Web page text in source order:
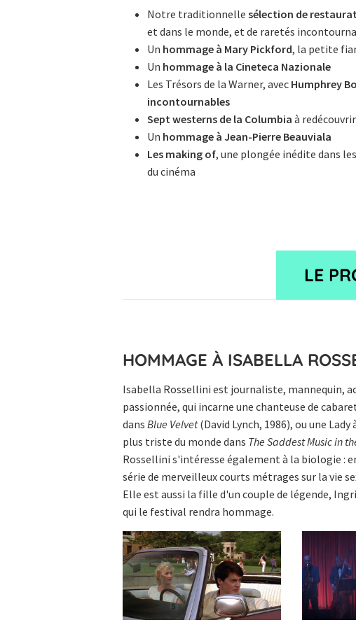
Notre traditionnelle sélection de
et dans le monde, et de raretés
Un hommage à Mary Pickford, la petite
Un hommage à la Cineteca Nazionale
Les Trésors de la Warner, avec Humphrey
incontournables
Sept westerns de la Columbia à
Un hommage à Jean-Pierre Beauviala
Les making of, une plongée inédite dans
du cinéma
LE
HOMMAGE À ISABELLA
Isabella Rossellini est journaliste, mannequin,
passionnée, qui incarne une chanteuse de
dans Blue Velvet(David Lynch, 1986), ou une
plus triste du monde dans The Saddest Music in
Rossellini s'intéresse également à la biologie :
série de merveilleux courts métrages sur la vie
Elle est aussi la fille d'un couple de légende,
qui le festival rendra hommage.